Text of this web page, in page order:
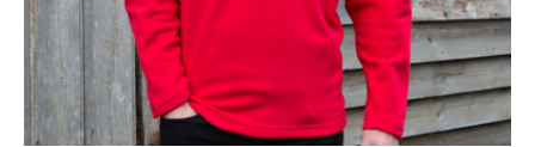
YOUR BRAND